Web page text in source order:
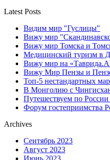
Latest Posts
Видим мир "Гуслицы"
Вижу мир
Вижу мир Томска и
Медицинский туризм в
Вижу мир на
Вижу Мир Пензы и
Топ-5 нестандартных
В Монголию с
Путешествуем по
Форум гостеприимства
Archives
Сентябрь 2023
Август 2023